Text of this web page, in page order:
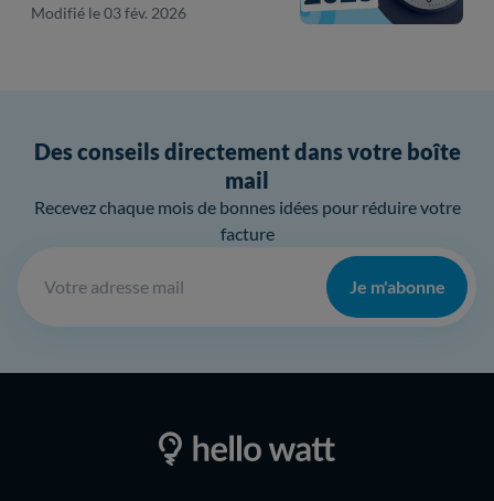
Modifié le 03 fév. 2026
Des conseils directement dans votre boîte
mail
Recevez chaque mois de bonnes idées pour réduire votre
facture
Je m'abonne